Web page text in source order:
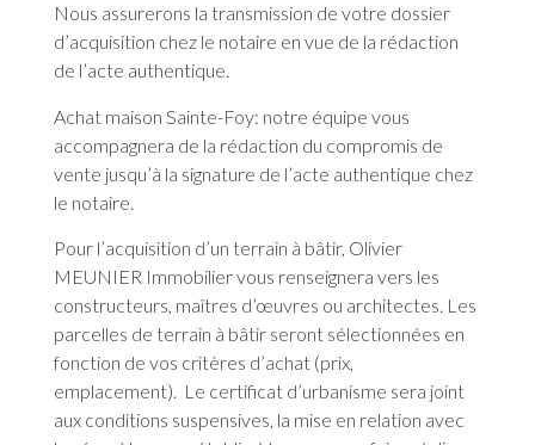
Nous assurerons la transmission de votre dossier
d’acquisition chez le notaire en vue de la rédaction
de l’acte authentique.
Achat maison Sainte-Foy: notre équipe vous
accompagnera de la rédaction du compromis de
vente jusqu’à la signature de l’acte authentique chez
le notaire.
Pour l’acquisition d’un terrain à bâtir, Olivier
MEUNIER Immobilier vous renseignera vers les
constructeurs, maîtres d’œuvres ou architectes. Les
parcelles de terrain à bâtir seront sélectionnées en
fonction de vos critères d’achat (prix,
emplacement). Le certificat d’urbanisme sera joint
aux conditions suspensives, la mise en relation avec